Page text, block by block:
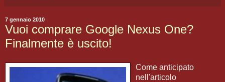
7 gennaio 2010
Vuoi comprare Google Nexus One?
Finalmente è uscito!
Come anticipato
nell'articolo